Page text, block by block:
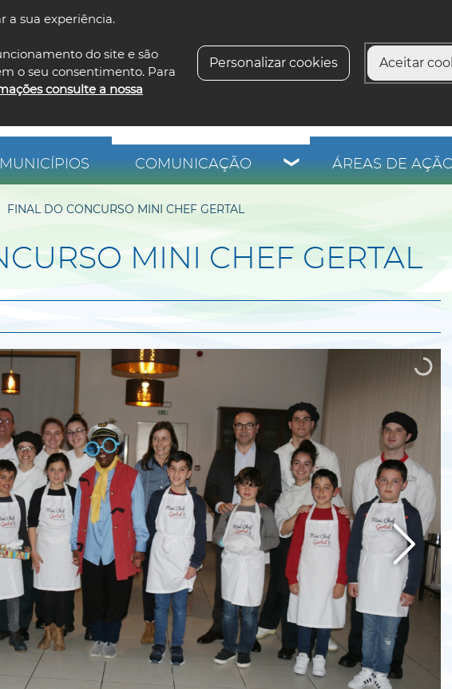
a sua experiência.
do site e são
o seu consentimento. Para
consulte a nossa
Personalizar cookies Aceitar
COMUNICAÇÃO ÁREAS DE
FINAL DO CONCURSO MINI CHEF GERTAL
MINI CHEF GERTAL